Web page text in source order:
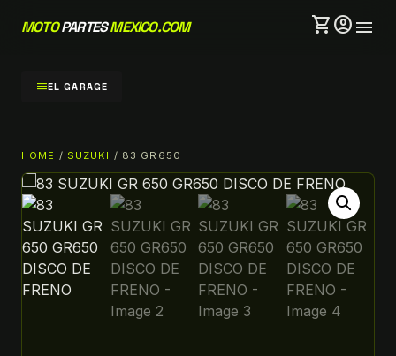
MOTOPARTESMEXICO.COM shopping_cartaccount_circlemenu
menuEL GARAGE
HOME / SUZUKI / 83 GR650